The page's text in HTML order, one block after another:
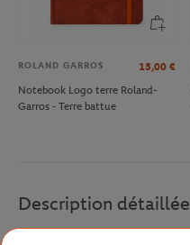
ROLAND GARROS 15,00 €
Notebook Logo terre Roland-
Garros - Terre battue
Description détaillée